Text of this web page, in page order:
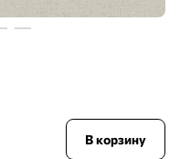
В корзину